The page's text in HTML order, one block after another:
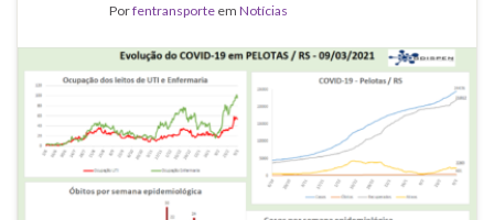
Porfentransporte em Notícias